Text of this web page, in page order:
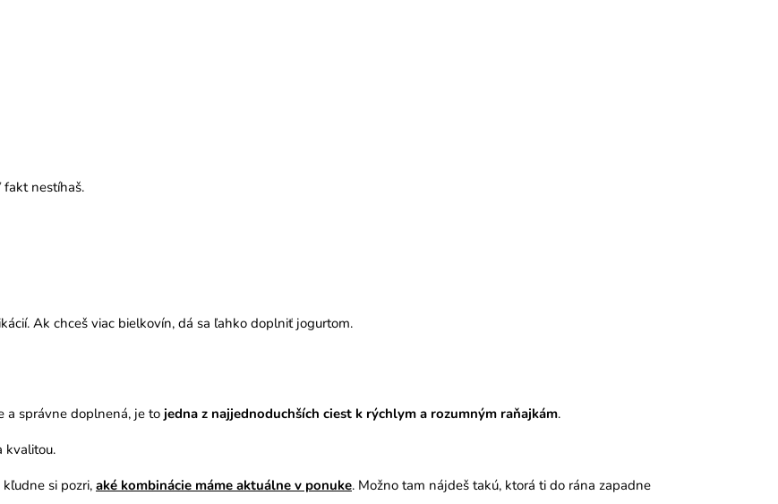
fakt nestíhaš.
Ak chceš viac bielkovín, dá sa ľahko doplniť jogurtom.
a správne doplnená, je to jedna z najjednoduchších ciest k rýchlym a rozumným raňajkám.
kvalitou.
si pozri,aké kombinácie máme aktuálne v ponuke. Možno tam nájdeš takú, ktorá ti do rána zapadne